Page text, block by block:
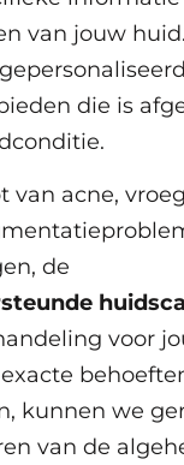
van jouw
die is
van acne,
de
voor
kunnen we
van de